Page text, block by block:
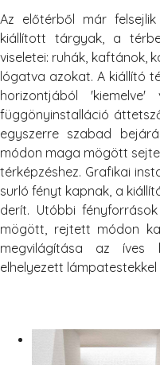
Az előtérből már
kiállított tárgyak, a
viseletei: ruhák, kaftánok,
lógatva azokat. A kiállító
horizontjából
függönyinstalláció
egyszerre szabad
módon maga mögött
térképzéshez. Grafikai
surló fényt kapnak, a
derít. Utóbbi
mögött, rejtett módon
megvilágítása az íves
elhelyezett lámpatestekkel